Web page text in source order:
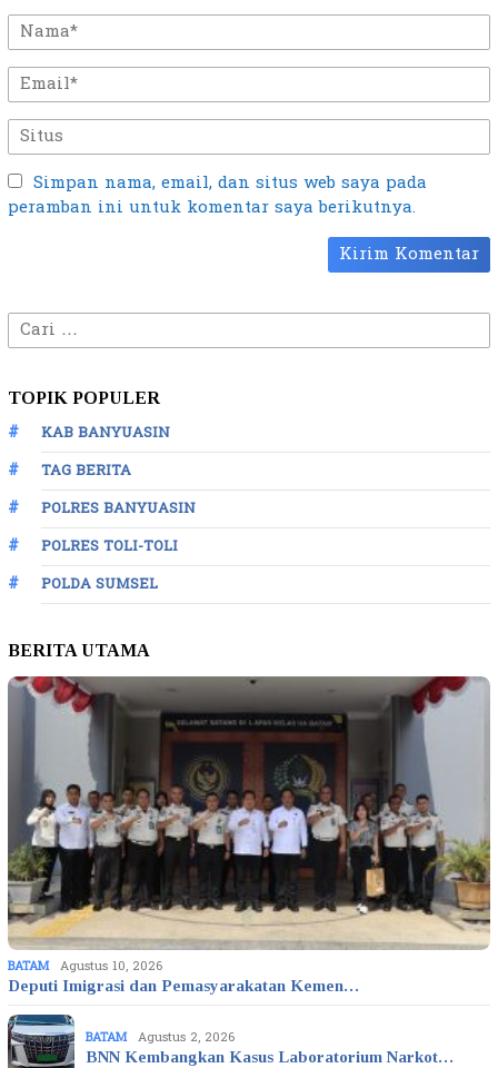
Simpan nama, email, dan situs web saya pada
peramban ini untuk komentar saya berikutnya.
Cari
untuk:
TOPIK POPULER
KAB BANYUASIN
TAG BERITA
POLRES BANYUASIN
POLRES TOLI-TOLI
POLDA SUMSEL
BERITA UTAMA
BATAM Agustus 10, 2026
Deputi Imigrasi dan Pemasyarakatan Kemen…
BATAM Agustus 2, 2026
BNN Kembangkan Kasus Laboratorium Narkot…